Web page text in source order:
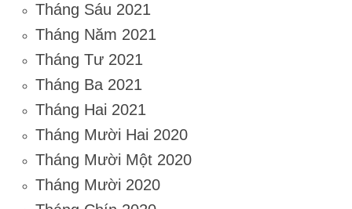
Tháng Sáu 2021
Tháng Năm 2021
Tháng Tư 2021
Tháng Ba 2021
Tháng Hai 2021
Tháng Mười Hai 2020
Tháng Mười Một 2020
Tháng Mười 2020